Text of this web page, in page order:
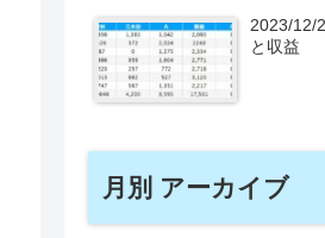
2023/12/
と収益
月別 アーカイブ